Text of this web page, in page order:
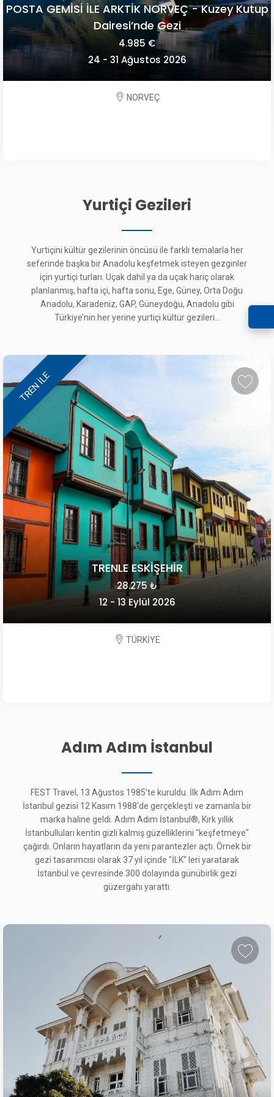
POSTA GEMİSİ İLE ARKTİK NORVEÇ - Kuzey Kutup
Dairesi’nde Gezi
4.985 €
24 - 31 Ağustos 2026
NORVEÇ
Yurtiçi Gezileri
Yurtiçini kültür gezilerinin öncüsü ile farklı temalarla her
seferinde başka bir Anadolu keşfetmek isteyen gezginler
için yurtiçi turları. Uçak dahil ya da uçak hariç olarak
planlanmış, hafta içi, hafta sonu, Ege, Güney, Orta Doğu
Anadolu, Karadeniz, GAP, Güneydoğu, Anadolu gibi
Türkiye’nin her yerine yurtiçi kültür gezileri...
TREN ILE
TRENLE ESKİŞEHİR
28.275 ₺
12 - 13 Eylül 2026
TÜRKİYE
Adım Adım İstanbul
FEST Travel, 13 Ağustos 1985'te kuruldu. İlk Adım Adım
İstanbul gezisi 12 Kasım 1988'de gerçekleşti ve zamanla bir
marka haline geldi. Adım Adım İstanbul®, Kırk yıllık
İstanbulluları kentin gizli kalmış güzelliklerini "keşfetmeye"
çağırdı. Onların hayatların da yeni parantezler açtı. Örnek bir
gezi tasarımcısı olarak 37 yıl içinde "İLK" leri yaratarak
İstanbul ve çevresinde 300 dolayında günübirlik gezi
güzergahı yarattı.